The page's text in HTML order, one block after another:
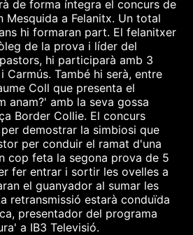
de forma íntegra el concurs de
Mesquida a Felanitx. Un total
hi formaran part. El felanitxer
de la prova i líder del
hi participarà amb 3
Carmús. També hi serà, entre
Coll que presenta el
anam?' amb la seva gossa
Border Collie. El concurs
demostrar la simbiosi que
per conduir el ramat d'una
cop feta la segona prova de 5
fer entrar i sortir les ovelles a
el guanyador al sumar les
retransmissió estarà conduïda
presentador del programa
a IB3 Televisió.